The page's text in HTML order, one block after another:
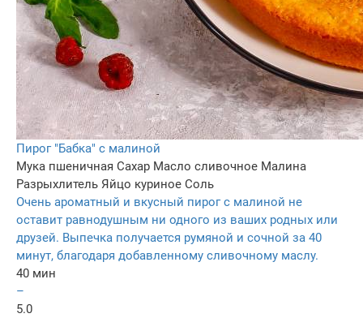
Пирог "Бабка" с малиной
Мука пшеничная Сахар Масло сливочное Малина
Разрыхлитель Яйцо куриное Соль
Очень ароматный и вкусный пирог с малиной не
оставит равнодушным ни одного из ваших родных или
друзей. Выпечка получается румяной и сочной за 40
минут, благодаря добавленному сливочному маслу.
40 мин
–
5.0